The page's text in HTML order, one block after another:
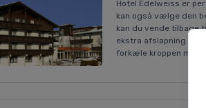
Hotel Edelweiss er
kan også vælge den
kan du vende tilbage
ekstra afslapning kan
forkæle kroppen med